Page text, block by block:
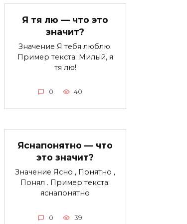
Я тя лю — что это
значит?
Значение Я тебя люблю.
Пример текста: Милый, я
тя лю!
0 40
Яснапонятно — что
это значит?
Значение Ясно , Понятно ,
Понял . Пример текста:
яснапонятно
0 39